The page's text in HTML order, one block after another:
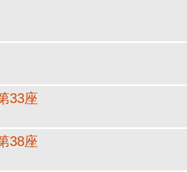
33座
38座